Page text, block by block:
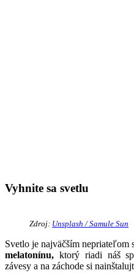
Vyhnite sa svetlu
Zdroj: Unsplash / Samule Sun
Svetlo je najväčším
melatonínu, ktorý riadi náš
závesy a na záchode si